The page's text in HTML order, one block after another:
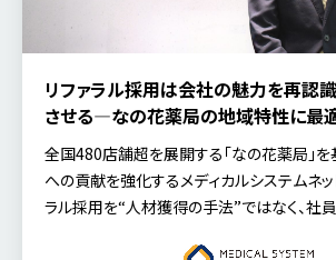
リファラル採用は会社の魅力を再認
させる―なの花薬局の地域特性に最適
長期ビジョンを支える人材戦略
全国480店舗超を展開する「なの花薬局」
への貢献を強化するメディカルシステムネッ
ラル採用を“人材獲得の手法”ではなく、社